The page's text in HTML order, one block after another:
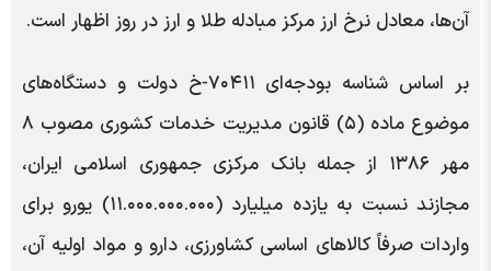
آن‌ها، معادل نرخ ارز مرکز مبادله طلا و ارز در روز اظهار است.
بر اساس شناسه بودجه‌ای ‌۷۰۴۱۱-خ دولت و دستگاه‌های
موضوع ماده (۵) قانون مدیریت خدمات کشوری مصوب ۸
مهر ۱۳۸۶ از جمله بانک مرکزی جمهوری اسلامی ایران،
مجازند نسبت به یازده میلیارد (۱۱.۰۰۰.۰۰۰.۰۰۰) یورو برای
واردات صرفاً کالاهای اساسی کشاورزی، ‌دارو و مواد اولیه آن،